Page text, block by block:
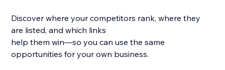
Discover where your competitors rank, where they
are listed, and which links
help them win—so you can use the same
opportunities for your own business.